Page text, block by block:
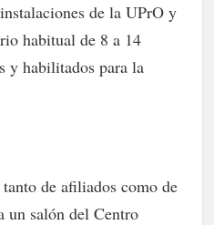
de la UPrO y
habitual de 8 a 14
y habilitados para la
de afiliados como de
un salón del Centro